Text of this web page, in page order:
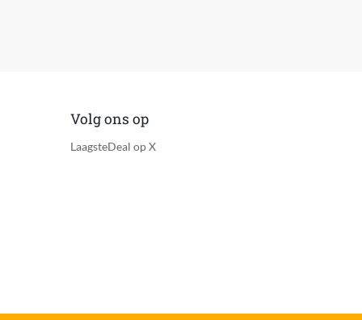
Volg ons op
LaagsteDeal op X